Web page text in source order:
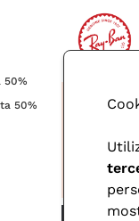
50%
50%